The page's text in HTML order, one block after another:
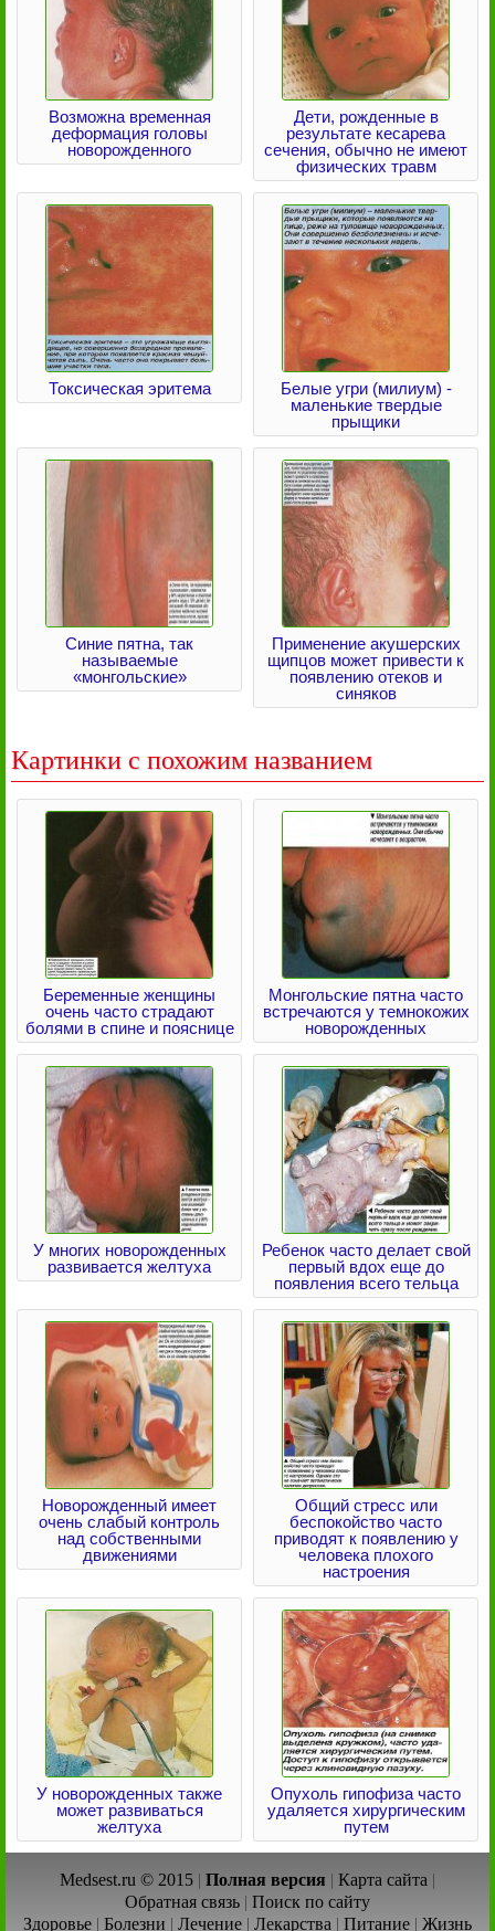
Возможна временная
деформация головы
новорожденного
Дети, рожденные в
результате кесарева
сечения, обычно не имеют
физических травм
Токсическая эритема
Белые угри (милиум) -
маленькие твердые
прыщики
Синие пятна, так
называемые
«монгольские»
Применение акушерских
щипцов может привести к
появлению отеков и
синяков
Картинки с похожим названием
Беременные женщины
очень часто страдают
болями в спине и пояснице
Монгольские пятна часто
встречаются у темнокожих
новорожденных
У многих новорожденных
развивается желтуха
Ребенок часто делает свой
первый вдох еще до
появления всего тельца
Новорожденный имеет
очень слабый контроль
над собственными
движениями
Общий стресс или
беспокойство часто
приводят к появлению у
человека плохого
настроения
У новорожденных также
может развиваться
желтуха
Опухоль гипофиза часто
удаляется хирургическим
путем
Medsest.ru © 2015 | Полная версия | Карта сайта |
Обратная связь | Поиск по сайту
Здоровье | Болезни | Лечение | Лекарства | Питание | Жизнь